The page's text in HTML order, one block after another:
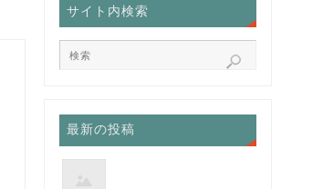
サイト内検索
最新の投稿